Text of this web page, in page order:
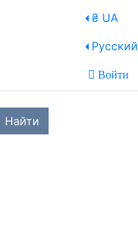
₴ UA
Русский
Войти
Найти